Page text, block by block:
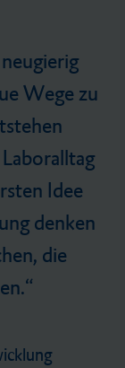
Wege zu
Idee
denken
die